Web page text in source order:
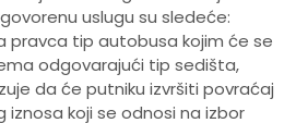
uslugu su sledeće:
pravca tip autobusa kojim će se
odgovarajući tip sedišta,
da će putniku izvršiti povraćaj
koji se odnosi na izbor